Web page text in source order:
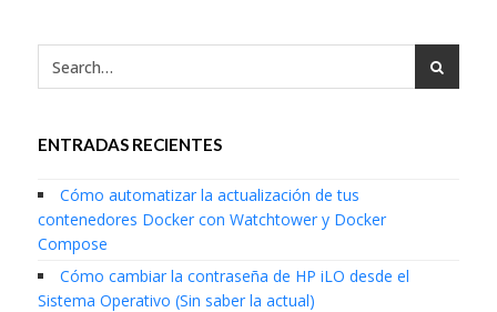
ENTRADAS RECIENTES
Cómo automatizar la actualización de tus
contenedores Docker con Watchtower y Docker
Compose
Cómo cambiar la contraseña de HP iLO desde el
Sistema Operativo (Sin saber la actual)